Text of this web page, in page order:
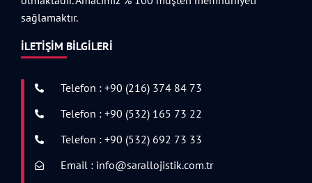
sağlamaktır.
İLETIŞIM BILGILERI
Telefon : +90 (216) 374 84 73
Telefon : +90 (532) 165 73 22
Telefon : +90 (532) 692 73 33
Email : info@sarallojistik.com.tr